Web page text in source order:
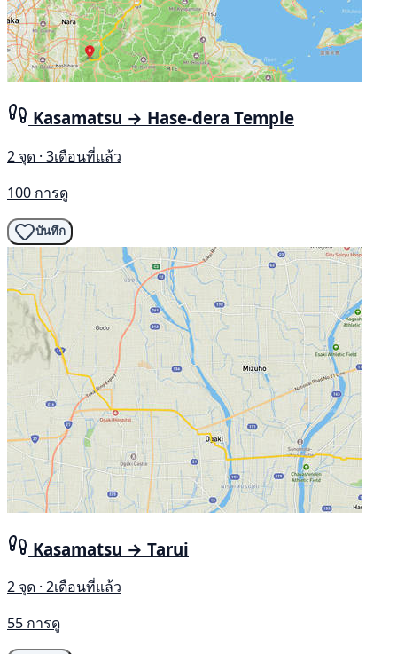
Kasamatsu → Hase-dera Temple
2 จุด · 3เดือนที่แล้ว
100 การดู
บันทึก
Kasamatsu → Tarui
2 จุด · 2เดือนที่แล้ว
55 การดู